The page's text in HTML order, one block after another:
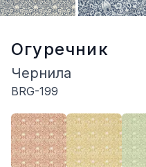
Огуречник
Чернила
BRG-199